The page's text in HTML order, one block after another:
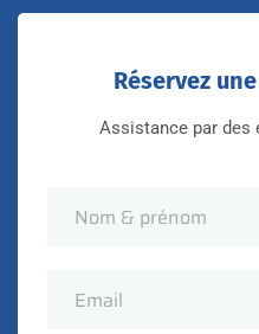
Réservez
Assistance par des